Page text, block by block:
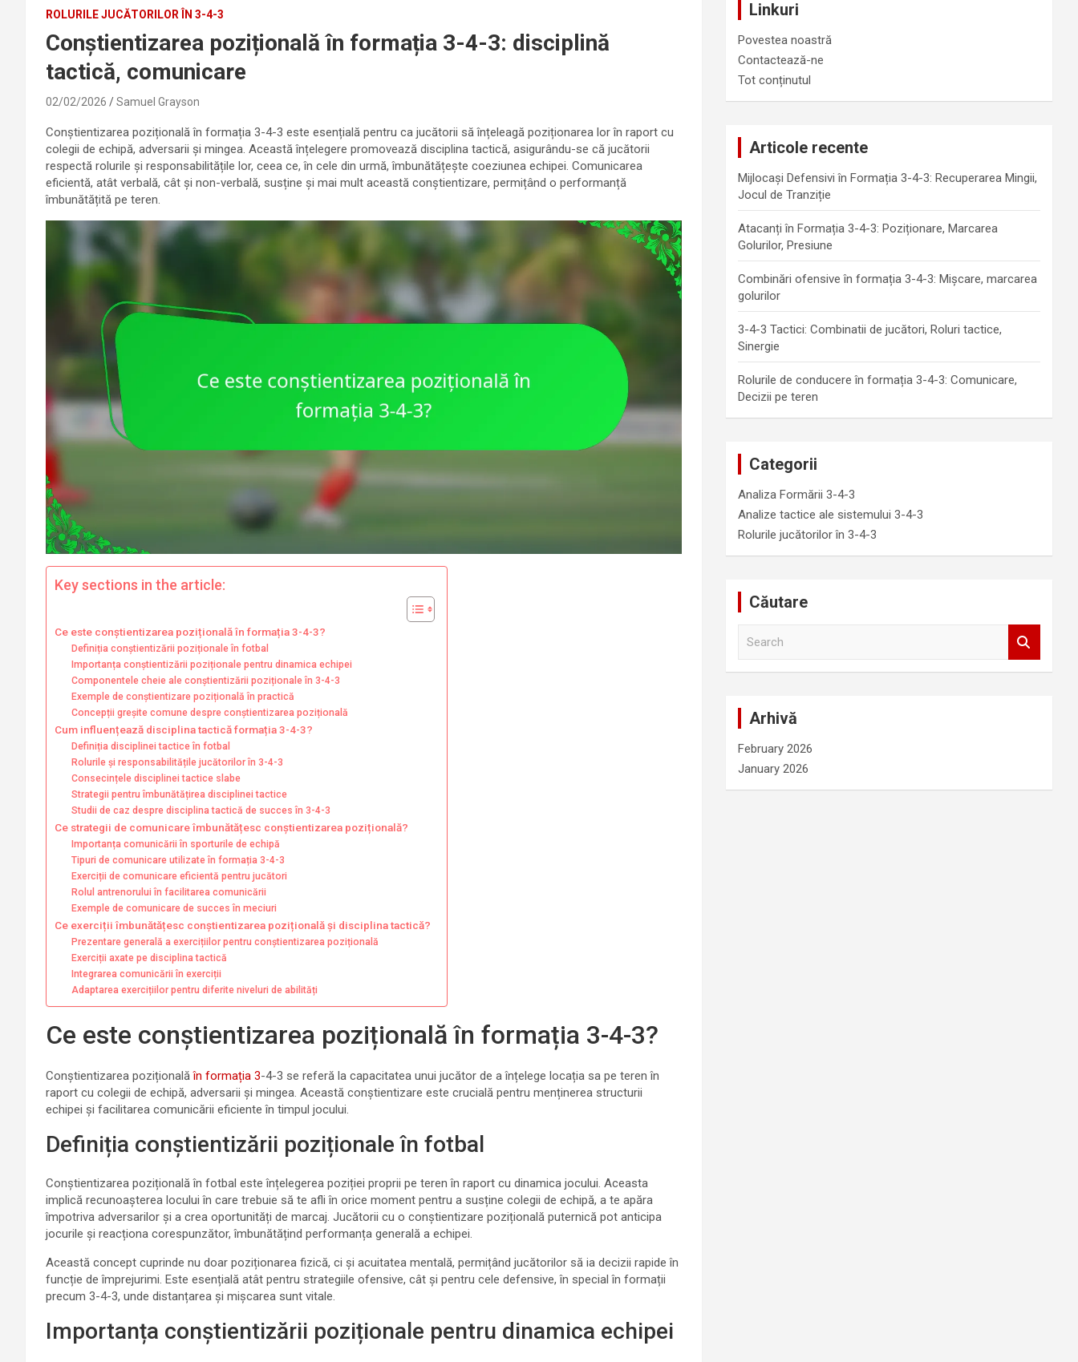
ROLURILE JUCĂTORILOR ÎN 3-4-3
Conștientizarea pozițională în formația 3-4-3: disciplină
tactică, comunicare
02/02/2026 Samuel Grayson
Conștientizarea pozițională în formația 3-4-3 este esențială pentru ca jucătorii să înțeleagă poziționarea lor în raport cu
colegii de echipă, adversarii și mingea. Această înțelegere promovează disciplina tactică, asigurându-se că jucătorii
respectă rolurile și responsabilitățile lor, ceea ce, în cele din urmă, îmbunătățește coeziunea echipei. Comunicarea
eficientă, atât verbală, cât și non-verbală, susține și mai mult această conștientizare, permițând o performanță
îmbunătățită pe teren.
Key sections in the article:
Ce este conștientizarea pozițională în formația 3-4-3?
Definiția conștientizării poziționale în fotbal
Importanța conștientizării poziționale pentru dinamica echipei
Componentele cheie ale conștientizării poziționale în 3-4-3
Exemple de conștientizare pozițională în practică
Concepții greșite comune despre conștientizarea pozițională
Cum influențează disciplina tactică formația 3-4-3?
Definiția disciplinei tactice în fotbal
Rolurile și responsabilitățile jucătorilor în 3-4-3
Consecințele disciplinei tactice slabe
Strategii pentru îmbunătățirea disciplinei tactice
Studii de caz despre disciplina tactică de succes în 3-4-3
Ce strategii de comunicare îmbunătățesc conștientizarea pozițională?
Importanța comunicării în sporturile de echipă
Tipuri de comunicare utilizate în formația 3-4-3
Exerciții de comunicare eficientă pentru jucători
Rolul antrenorului în facilitarea comunicării
Exemple de comunicare de succes în meciuri
Ce exerciții îmbunătățesc conștientizarea pozițională și disciplina tactică?
Prezentare generală a exercițiilor pentru conștientizarea pozițională
Exerciții axate pe disciplina tactică
Integrarea comunicării în exerciții
Adaptarea exercițiilor pentru diferite niveluri de abilități
Ce este conștientizarea pozițională în formația 3-4-3?
Conștientizarea poziționalăîn formația 3-4-3 se referă la capacitatea unui jucător de a înțelege locația sa pe teren în
raport cu colegii de echipă, adversarii și mingea. Această conștientizare este crucială pentru menținerea structurii
echipei și facilitarea comunicării eficiente în timpul jocului.
Definiția conștientizării poziționale în fotbal
Conștientizarea pozițională în fotbal este înțelegerea poziției proprii pe teren în raport cu dinamica jocului. Aceasta
implică recunoașterea locului în care trebuie să te afli în orice moment pentru a susține colegii de echipă, a te apăra
împotriva adversarilor și a crea oportunități de marcaj. Jucătorii cu o conștientizare pozițională puternică pot anticipa
jocurile și reacționa corespunzător, îmbunătățind performanța generală a echipei.
Această concept cuprinde nu doar poziționarea fizică, ci și acuitatea mentală, permițând jucătorilor să ia decizii rapide în
funcție de împrejurimi. Este esențială atât pentru strategiile ofensive, cât și pentru cele defensive, în special în formații
precum 3-4-3, unde distanțarea și mișcarea sunt vitale.
Importanța conștientizării poziționale pentru dinamica echipei
Linkuri
Povestea noastră
Contactează-ne
Tot conținutul
Articole recente
Mijlocași Defensivi în Formația 3-4-3: Recuperarea Mingii,
Jocul de Tranziție
Atacanți în Formația 3-4-3: Poziționare, Marcarea
Golurilor, Presiune
Combinări ofensive în formația 3-4-3: Mișcare, marcarea
golurilor
3-4-3 Tactici: Combinatii de jucători, Roluri tactice,
Sinergie
Rolurile de conducere în formația 3-4-3: Comunicare,
Decizii pe teren
Categorii
Analiza Formării 3-4-3
Analize tactice ale sistemului 3-4-3
Rolurile jucătorilor în 3-4-3
Căutare
Arhivă
February 2026
January 2026